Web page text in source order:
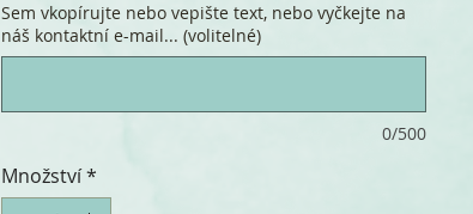
Sem vkopírujte nebo vepište text, nebo vyčkejte na
náš kontaktní e-mail... (volitelné)
0/500
Množství*